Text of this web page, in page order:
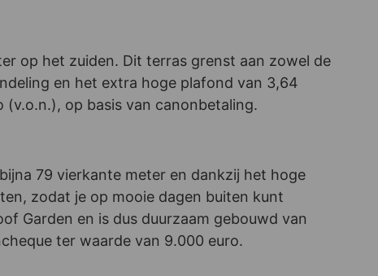
op het zuiden. Dit terras grenst aan zowel de
en het extra hoge plafond van 3,64
op basis van canonbetaling.
79 vierkante meter en dankzij het hoge
zodat je op mooie dagen buiten kunt
Garden en is dus duurzaam gebouwd van
ter waarde van 9.000 euro.